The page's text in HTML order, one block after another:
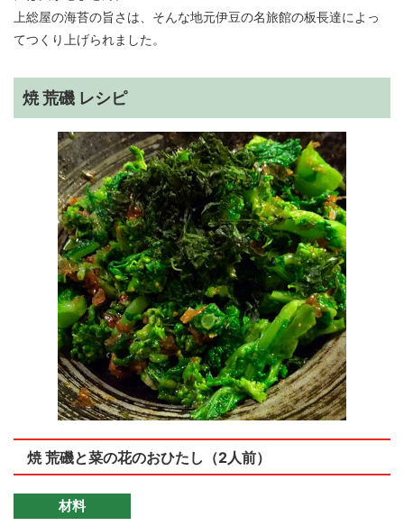
上総屋の海苔の旨さは、そんな地元伊豆の名旅館の板長達によっ
てつくり上げられました。
焼 荒磯 レシピ
焼 荒磯と菜の花のおひたし（2人前）
材料